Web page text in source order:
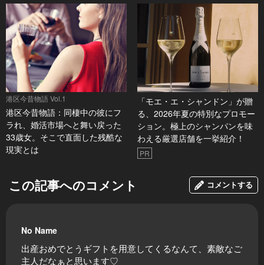
港区今昔物語 Vol.1
港区今昔物語：同棲中の彼にフ
ラれ、婚活市場へと舞い戻った
33歳女。そこで直面した残酷な
現実とは
「モエ・エ・シャンドン」が贈
る、2026年夏の特別なプロモー
ション。極上のシャンパンを味
わえる厳選店舗を一挙紹介！
PR
この記事へのコメント コメントする
No Name
出産おめでとうギフトを用意してくるなんて、素敵なご
主人だなぁと思います♡